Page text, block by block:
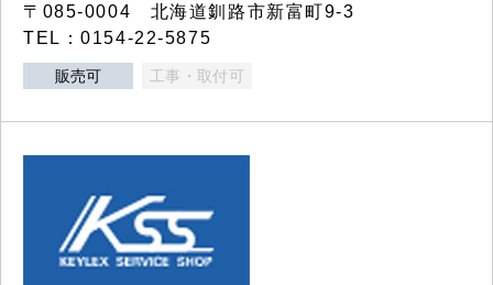
〒085-0004 北海道釧路市新富町9-3
TEL：0154-22-5875
販売可 工事・取付可